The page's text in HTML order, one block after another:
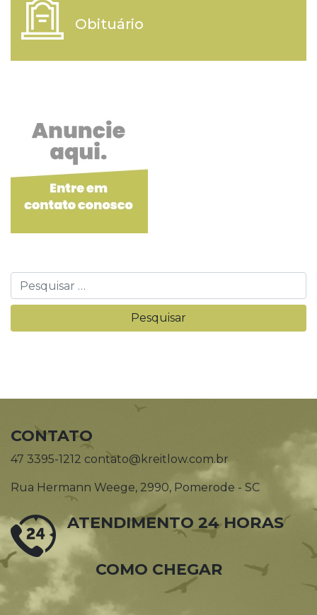
Obituário
CONTATO
47 3395-1212 contato@kreitlow.com.br
Rua Hermann Weege, 2990, Pomerode - SC
ATENDIMENTO 24 HORAS
COMO CHEGAR